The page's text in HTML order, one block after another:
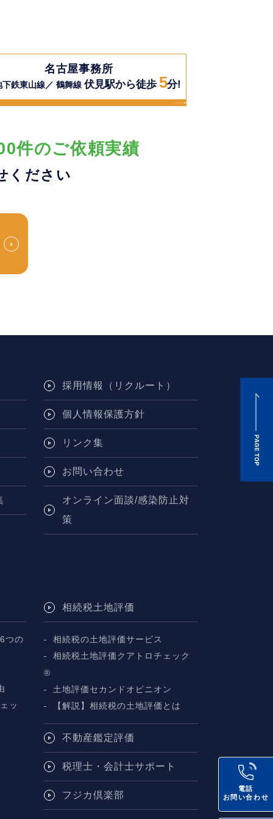
名古屋事務所
下鉄東山線／ 鶴舞線 伏見駅から徒歩 5分!
件のご依頼実績
ください
電話
お問い合わせ
採用情報（リクルート）
個人情報保護方針
リンク集
お問い合わせ
オンライン面談/感染防止対
策
つの
ッ
相続税土地評価
相続税の土地評価サービス
相続税土地評価クアトロチェック
®
土地評価セカンドオピニオン
【解説】相続税の土地評価とは
不動産鑑定評価
税理士・会計士サポート
フジカ倶楽部